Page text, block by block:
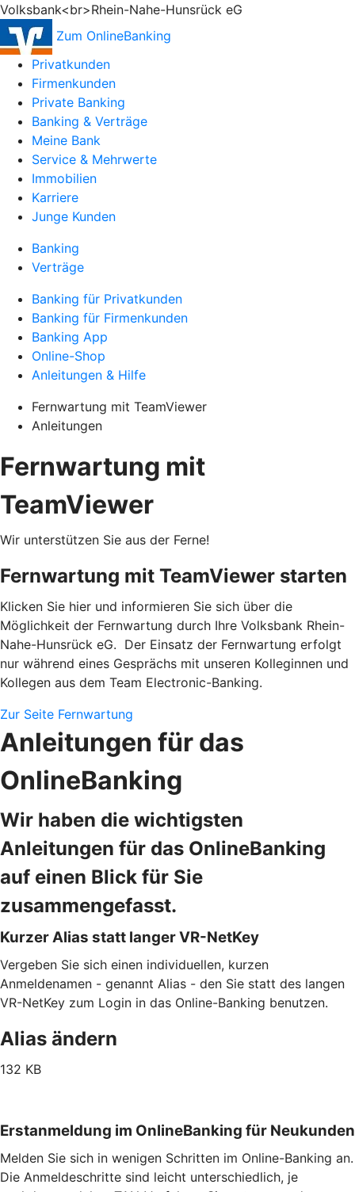
Volksbank<br>Rhein-Nahe-Hunsrück eG
Zum OnlineBanking
Privatkunden
Firmenkunden
Private Banking
Banking & Verträge
Meine Bank
Service & Mehrwerte
Immobilien
Karriere
Junge Kunden
Banking
Verträge
Banking für Privatkunden
Banking für Firmenkunden
Banking App
Online-Shop
Anleitungen & Hilfe
Fernwartung mit TeamViewer
Anleitungen
Fernwartung mit
TeamViewer
Wir unterstützen Sie aus der Ferne!
Fernwartung mit TeamViewer starten
Klicken Sie hier und informieren Sie sich über die
Möglichkeit der Fernwartung durch Ihre Volksbank Rhein-
Nahe-Hunsrück eG. Der Einsatz der Fernwartung erfolgt
nur während eines Gesprächs mit unseren Kolleginnen und
Kollegen aus dem Team Electronic-Banking.
Zur Seite Fernwartung
Anleitungen für das
OnlineBanking
Wir haben die wichtigsten
Anleitungen für das OnlineBanking
auf einen Blick für Sie
zusammengefasst.
Kurzer Alias statt langer VR-NetKey
Vergeben Sie sich einen individuellen, kurzen
Anmeldenamen - genannt Alias - den Sie statt des langen
VR-NetKey zum Login in das Online-Banking benutzen.
Alias ändern
132 KB
Erstanmeldung im OnlineBanking für Neukunden
Melden Sie sich in wenigen Schritten im Online-Banking an.
Die Anmeldeschritte sind leicht unterschiedlich, je